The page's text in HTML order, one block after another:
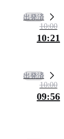
出発済
10:00
10:21
出発済
10:00
09:56